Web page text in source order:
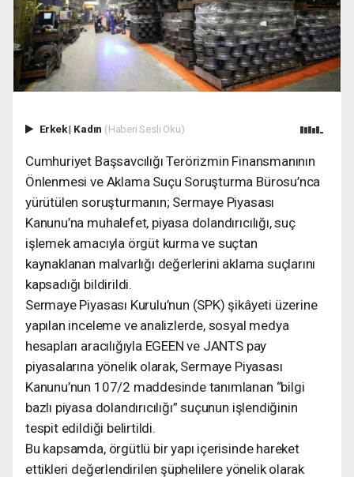
Erkek| Kadın (Haberi Sesli Oku)
Cumhuriyet Başsavcılığı Terörizmin Finansmanının
Önlenmesi ve Aklama Suçu Soruşturma Bürosu’nca
yürütülen soruşturmanın; Sermaye Piyasası
Kanunu’na muhalefet, piyasa dolandırıcılığı, suç
işlemek amacıyla örgüt kurma ve suçtan
kaynaklanan malvarlığı değerlerini aklama suçlarını
kapsadığı bildirildi.
Sermaye Piyasası Kurulu’nun (SPK) şikâyeti üzerine
yapılan inceleme ve analizlerde, sosyal medya
hesapları aracılığıyla EGEEN ve JANTS pay
piyasalarına yönelik olarak, Sermaye Piyasası
Kanunu’nun 107/2 maddesinde tanımlanan “bilgi
bazlı piyasa dolandırıcılığı” suçunun işlendiğinin
tespit edildiği belirtildi.
Bu kapsamda, örgütlü bir yapı içerisinde hareket
ettikleri değerlendirilen şüphelilere yönelik olarak